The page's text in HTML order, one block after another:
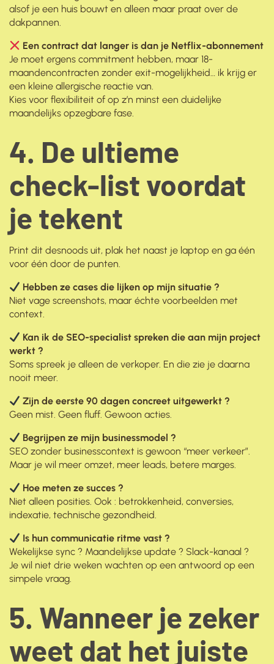
alsof je een huis bouwt en alleen maar praat over de
dakpannen.
Een contract dat langer is dan je Netflix-abonnement
Je moet ergens commitment hebben, maar 18-
maandencontracten zonder exit-mogelijkheid… ik krijg er
een kleine allergische reactie van.
Kies voor flexibiliteit of op z’n minst een duidelijke
maandelijks opzegbare fase.
4. De ultieme
check-list voordat
je tekent
Print dit desnoods uit, plak het naast je laptop en ga één
voor één door de punten.
Hebben ze cases die lijken op mijn situatie ?
Niet vage screenshots, maar échte voorbeelden met
context.
Kan ik de SEO-specialist spreken die aan mijn project
werkt ?
Soms spreek je alleen de verkoper. En die zie je daarna
nooit meer.
Zijn de eerste 90 dagen concreet uitgewerkt ?
Geen mist. Geen fluff. Gewoon acties.
Begrijpen ze mijn businessmodel ?
SEO zonder businesscontext is gewoon “meer verkeer”.
Maar je wil meer omzet, meer leads, betere marges.
Hoe meten ze succes ?
Niet alleen posities. Ook : betrokkenheid, conversies,
indexatie, technische gezondheid.
Is hun communicatie ritme vast ?
Wekelijkse sync ? Maandelijkse update ? Slack-kanaal ?
Je wil niet drie weken wachten op een antwoord op een
simpele vraag.
5. Wanneer je zeker
weet dat het juiste